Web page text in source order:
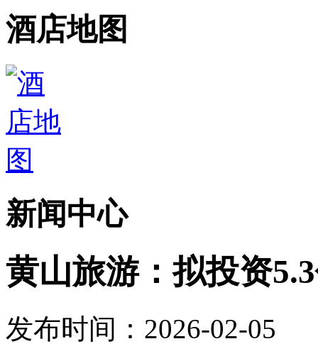
酒店地图
新闻中心
黄山旅游：拟投资
发布时间：2026-02-05